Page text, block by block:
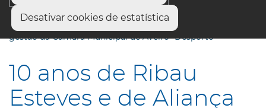
Desativar cookies de estatística
Início
10 anos de Ribau Esteves e de Aliança com Aveiro na
gestão da Câmara Municipal de Aveiro “Desporto”
10 anos de Ribau
Esteves e de Aliança